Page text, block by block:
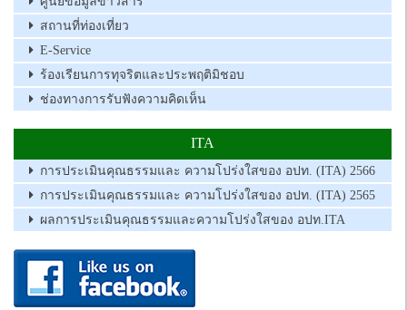
สถานที่ท่องเที่ยว
E-Service
ร้องเรียนการทุจริตและประพฤติมิชอบ
ช่องทางการรับฟังความคิดเห็น
ITA
การประเมินคุณธรรมและ ความโปร่งใสของ อปท. (ITA) 2566
การประเมินคุณธรรมและ ความโปร่งใสของ อปท. (ITA) 2565
ผลการประเมินคุณธรรมและความโปร่งใสของ อปท.ITA